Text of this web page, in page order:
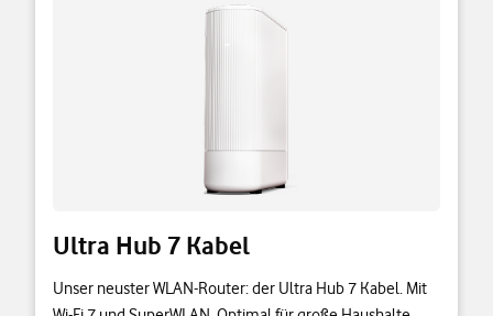
Ultra Hub 7 Kabel
Unser neuster WLAN-Router: der Ultra Hub 7 Kabel. Mit